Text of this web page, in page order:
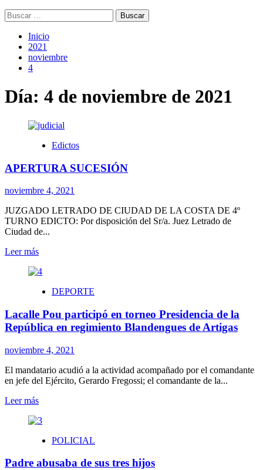
Buscar:
Inicio
2021
noviembre
4
Día: 4 de noviembre de 2021
Edictos
APERTURA SUCESIÓN
noviembre 4, 2021
JUZGADO LETRADO DE CIUDAD DE LA COSTA DE 4º
TURNO EDICTO: Por disposición del Sr/a. Juez Letrado de
Ciudad de...
Leer másLeer
sobre
SUCESIÓN
DEPORTE
Lacalle Pou participó en torneo Presidencia de la
República en regimiento Blandengues de Artigas
noviembre 4, 2021
El mandatario acudió a la actividad acompañado por el comandante
en jefe del Ejército, Gerardo Fregossi; el comandante de la...
Leer másLeer
sobre
Pou
en
POLICIAL
Padre abusaba de sus tres hijos